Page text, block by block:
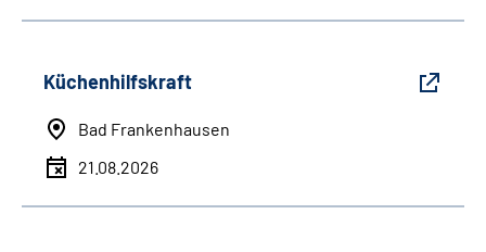
Küchenhilfskraft
Bad Frankenhausen
21.08.2026